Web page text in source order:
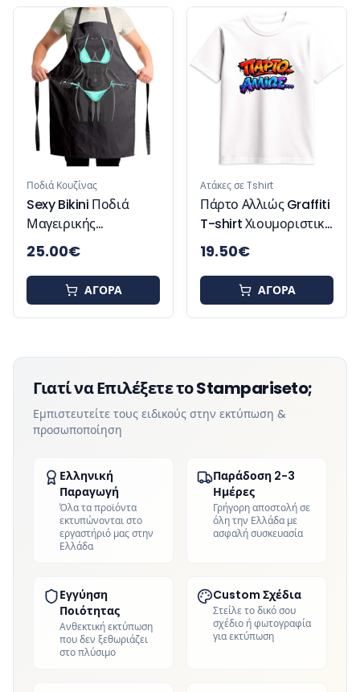
Ποδιά
Ποδιά
Ατάκες σε Tshirt
Πάρτο Αλλιώς Graffiti
T-shirt Χιουμοριστικό
Μπλουζάκι
Χωρίς
Γιατί να Επιλέξετε το Stampariseto;
Εμπιστευτείτε τους ειδικούς στην εκτύπωση &
προσωποποίηση
Ελληνική
Παραγωγή
Όλα τα προϊόντα
εκτυπώνονται στο
εργαστήριό μας στην
Ελλάδα
Παράδοση 2-3
Ημέρες
Γρήγορη αποστολή σε
όλη την Ελλάδα με
ασφαλή συσκευασία
Εγγύηση
Ποιότητας
Ανθεκτική εκτύπωση
που δεν ξεθωριάζει
στο πλύσιμο
Custom Σχέδια
Στείλε το δικό σου
σχέδιο ή φωτογραφία
για εκτύπωση